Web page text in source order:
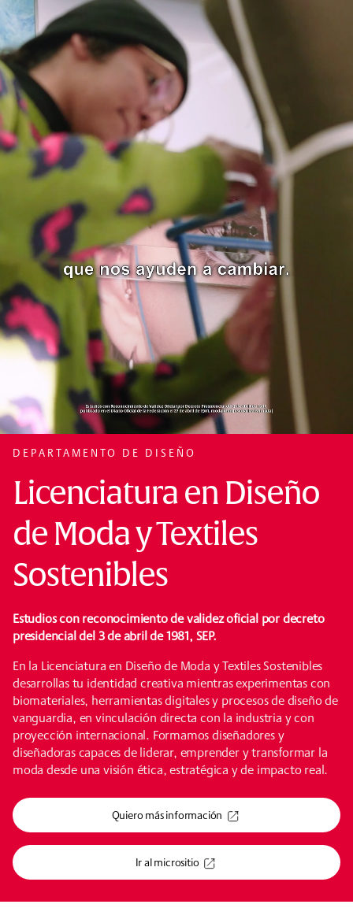
DEPARTAMENTO DE DISEÑO
Licenciatura en Diseño
de Moda y Textiles
Sostenibles
Estudios con reconocimiento de validez oficial por decreto
presidencial del 3 de abril de 1981, SEP.
En la Licenciatura en Diseño de Moda y Textiles Sostenibles
desarrollas tu identidad creativa mientras experimentas con
biomateriales, herramientas digitales y procesos de diseño de
vanguardia, en vinculación directa con la industria y con
proyección internacional. Formamos diseñadores y
diseñadoras capaces de liderar, emprender y transformar la
moda desde una visión ética, estratégica y de impacto real.
Quiero más información
Ir al micrositio